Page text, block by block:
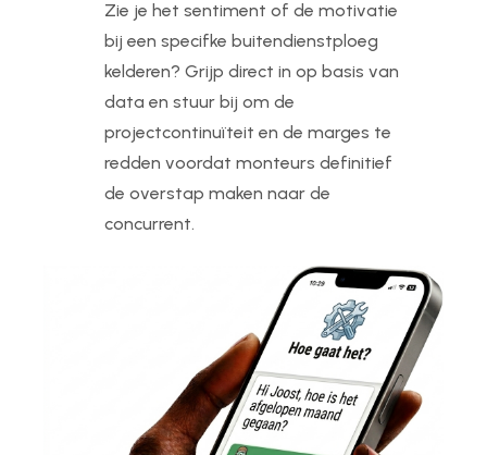
Zie je het sentiment of de motivatie
bij een specifke buitendienstploeg
kelderen? Grijp direct in op basis van
data en stuur bij om de
projectcontinuïteit en de marges te
redden voordat monteurs definitief
de overstap maken naar de
concurrent.